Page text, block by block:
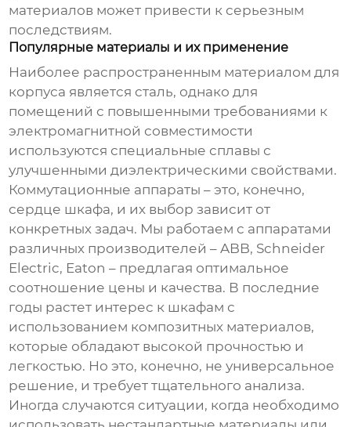
материалов может привести к серьезным
последствиям.
Популярные материалы и их применение
Наиболее распространенным материалом для
корпуса является сталь, однако для
помещений с повышенными требованиями к
электромагнитной совместимости
используются специальные сплавы с
улучшенными диэлектрическими свойствами.
Коммутационные аппараты – это, конечно,
сердце шкафа, и их выбор зависит от
конкретных задач. Мы работаем с аппаратами
различных производителей – ABB, Schneider
Electric, Eaton – предлагая оптимальное
соотношение цены и качества. В последние
годы растет интерес к шкафам с
использованием композитных материалов,
которые обладают высокой прочностью и
легкостью. Но это, конечно, не универсальное
решение, и требует тщательного анализа.
Иногда случаются ситуации, когда необходимо